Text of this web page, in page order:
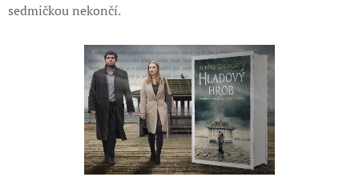
sedmičkou nekončí.